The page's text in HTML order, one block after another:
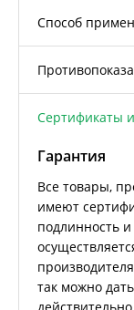
Способ
Сертификаты
Гарантия
Все товары,
имеют
подлинность
так можно